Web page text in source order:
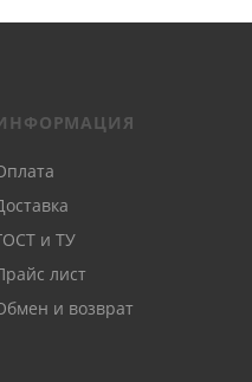
и ТУ
лист
и возврат